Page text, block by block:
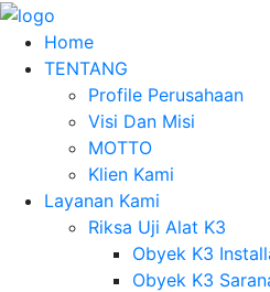
Home
TENTANG
Profile Perusahaan
Visi Dan Misi
MOTTO
Klien Kami
Layanan Kami
Riksa Uji Alat K3
Obyek K3
Obyek K3